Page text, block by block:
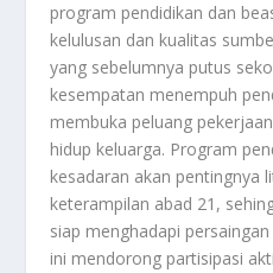
program pendidikan dan
kelulusan dan kualitas
yang sebelumnya putus
kesempatan menempuh
membuka peluang
hidup keluarga. Program
kesadaran akan pentingnya
keterampilan abad 21,
siap menghadapi
ini mendorong partisipasi